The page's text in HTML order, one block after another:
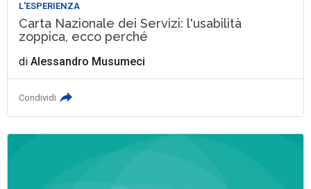
L'ESPERIENZA
Carta Nazionale dei Servizi: l'usabilità
zoppica, ecco perché
diAlessandro Musumeci
Condividi